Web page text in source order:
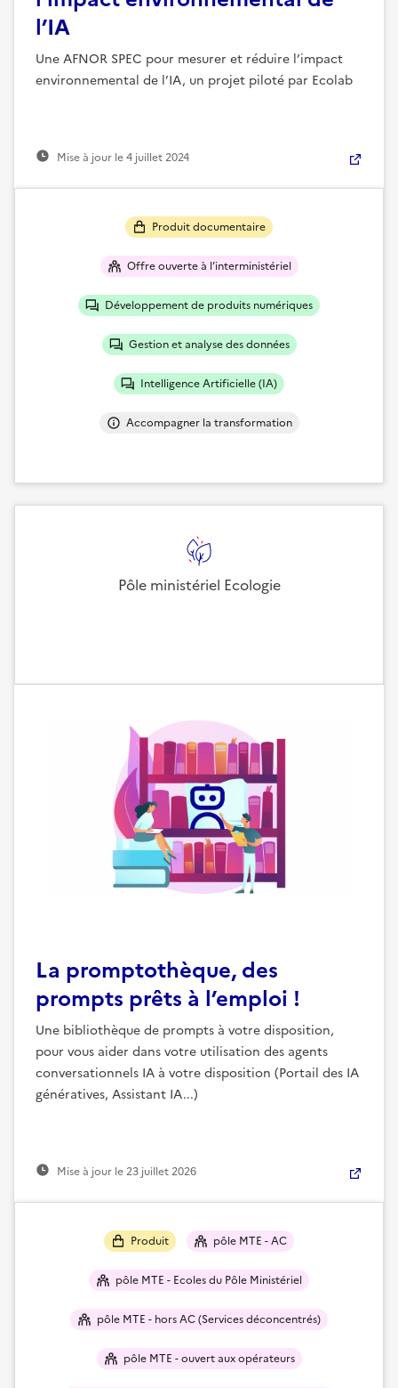
l’IA
Une AFNOR SPEC pour mesurer et réduire l’impact
environnemental de l’IA, un projet piloté par Ecolab
Mise à jour le4 juillet 2024
Produit documentaire
Offre ouverte à l’interministériel
Développement de produits numériques
Gestion et analyse des données
Intelligence Artificielle (IA)
Accompagner la transformation
Pôle ministériel Ecologie
La promptothèque, des
prompts prêts à l’emploi !
Une bibliothèque de prompts à votre disposition,
pour vous aider dans votre utilisation des agents
conversationnels IA à votre disposition (Portail des IA
génératives, Assistant IA...)
Mise à jour le23 juillet 2026
Produit pôle MTE - AC
pôle MTE - Ecoles du Pôle Ministériel
pôle MTE - hors AC (Services déconcentrés)
pôle MTE - ouvert aux opérateurs